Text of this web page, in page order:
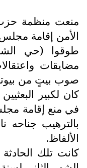
منعت منظمة
الأمن إقامة
طوقوا (حي
مضايقات
صوب بيتٍ من
كان لكبير
في منع إقامة
بالترهيب جناحه
الألفاظ.
كانت تلك